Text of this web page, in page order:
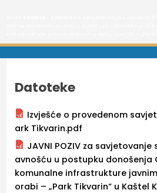
Datoteke
Izvješće o provedenom
ark Tikvarin.pdf
JAVNI POZIV za
avnošću u postupku donošenja
komunalne infrastrukture
orabi – „Park Tikvarin“ u Kaštel